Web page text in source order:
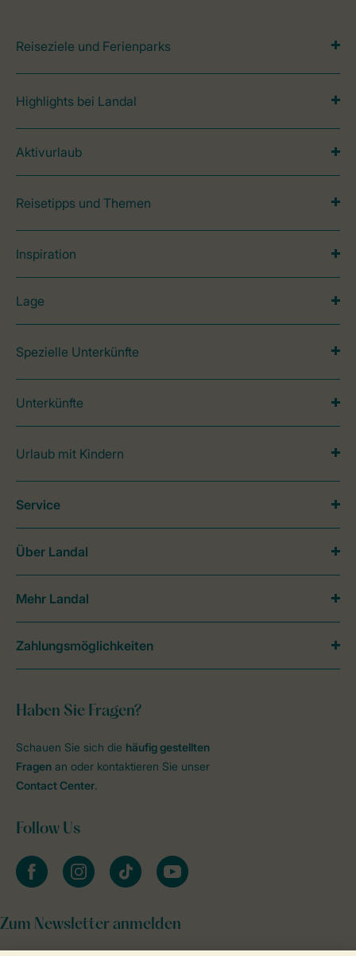
Reiseziele und Ferienparks
Highlights bei Landal
Aktivurlaub
Reisetipps und Themen
Inspiration
Lage
Spezielle Unterkünfte
Unterkünfte
Urlaub mit Kindern
Haben Sie Fragen?
Schauen Sie sich die häufig gestellten
Fragen an oder kontaktieren Sie unser
Contact Center.
Follow Us
facebookinstagramtiktok youtube
Zum Newsletter anmelden
Service
Über Landal
Mehr Landal
Zahlungsmöglichkeiten